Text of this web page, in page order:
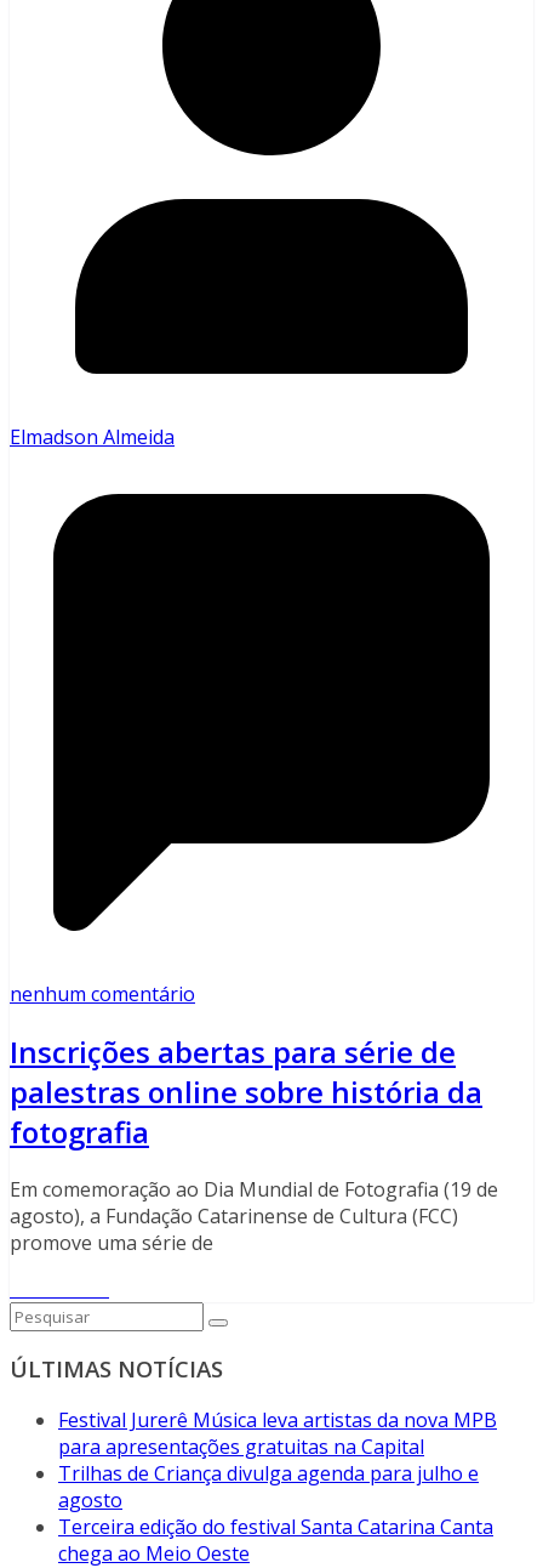
Elmadson Almeida
nenhum comentário
Inscrições abertas para série de
palestras online sobre história da
fotografia
Em comemoração ao Dia Mundial de Fotografia (19 de
agosto), a Fundação Catarinense de Cultura (FCC)
promove uma série de
ÚLTIMAS NOTÍCIAS
Festival Jurerê Música leva artistas da nova MPB
para apresentações gratuitas na Capital
Trilhas de Criança divulga agenda para julho e
agosto
Terceira edição do festival Santa Catarina Canta
chega ao Meio Oeste